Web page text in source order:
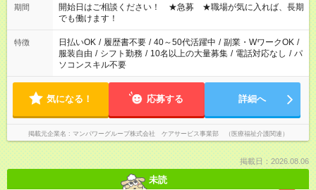
ん ※法令に基づき、週20時間以上勤務は社会保険への加入対象
となります ※労働者派遣法（日雇い派遣の原則禁止）により、
短時間・短期間の就業はご案内が難しい場合があります
期間
開始日はご相談ください！ ★急募 ★職場が気に入れば、長期
でも働けます！
特徴 日払いOK / 履歴書不要 / 40～50代活躍中 / 副業・WワークOK /
服装自由 / シフト勤務 / 10名以上の大量募集 / 電話対応なし / パ
ソコンスキル不要
気になる！ 応募する 詳細へ
掲載元企業名 マンパワーグループ株式会社 ケアサービス事業部 （医療福祉介護関連）
掲載日：2026.08.06
未読